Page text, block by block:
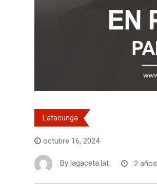
Latacunga
octubre 16, 2024
By lagaceta.lat 2